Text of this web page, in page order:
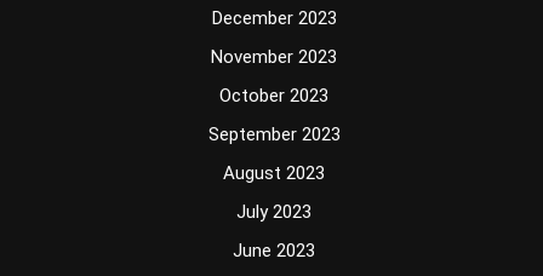
December 2023
November 2023
October 2023
September 2023
August 2023
July 2023
June 2023